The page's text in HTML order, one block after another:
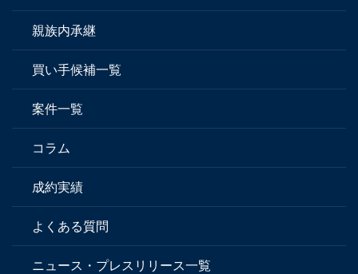
親族内承継
買い手候補一覧
案件一覧
コラム
成約実績
よくある質問
ニュース・プレスリリース一覧